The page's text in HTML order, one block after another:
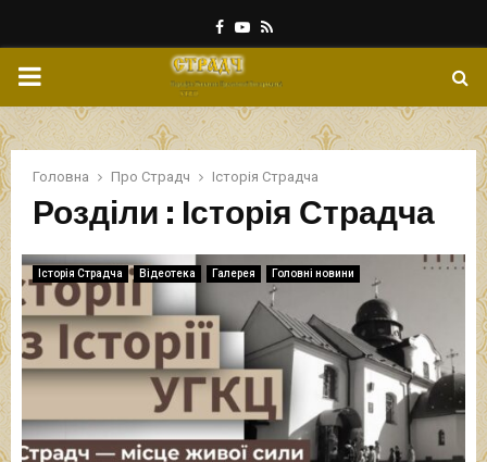
Facebook
Youtube
Rss
PRIMARY
MENU
Головна Про Страдч Історія Страдча
Розділи : Історія Страдча
Історія Страдча Відеотека Галерея Головні новини